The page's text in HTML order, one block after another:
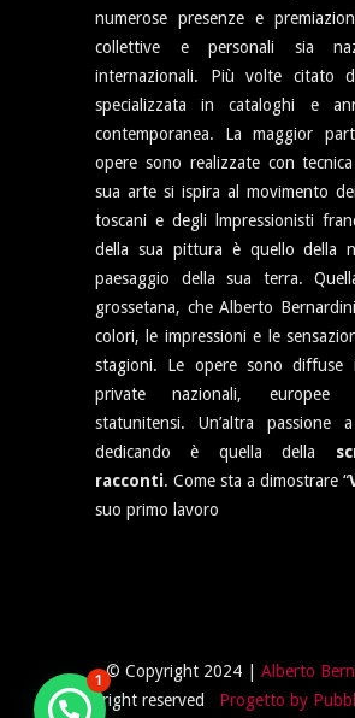
numerose presenze e
collettive e personali sia
internazionali. Più volte citato
specializzata in cataloghi e
contemporanea. La maggior
opere sono realizzate con
sua arte si ispira al movimento
toscani e degli lmpressionisti
della sua pittura è quello della
paesaggio della sua terra.
grossetana, che Alberto
colori, le impressioni e le
stagioni. Le opere sono diffuse
private nazionali, europee
statunitensi. Un’altra passione
dedicando è quella della
racconti. Come sta a dimostrare “
suo primo lavoro
© Copyright 2024 | Alberto
right reserved Progetto by
1